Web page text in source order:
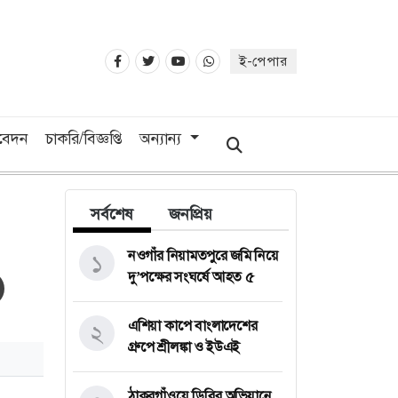
ই-পেপার
চাকরি/বিজ্ঞপ্তি অন্যান্য
সর্বশেষ জনপ্রিয়
নওগাঁর নিয়ামতপুরে জমি নিয়ে
দু’পক্ষের সংঘর্ষে আহত ৫
১
এশিয়া কাপে বাংলাদেশের
গ্রুপে শ্রীলঙ্কা ও ইউএই
২